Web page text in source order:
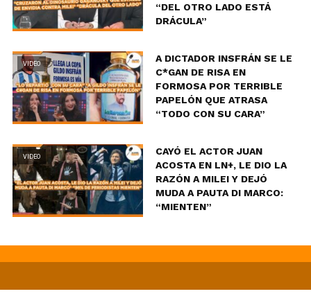
“DEL OTRO LADO ESTÁ
DRÁCULA”
VIDEO
A DICTADOR INSFRÁN SE LE
C*GAN DE RISA EN
FORMOSA POR TERRIBLE
PAPELÓN QUE ATRASA
“TODO CON SU CARA”
VIDEO
CAYÓ EL ACTOR JUAN
ACOSTA EN LN+, LE DIO LA
RAZÓN A MILEI Y DEJÓ
MUDA A PAUTA DI MARCO:
“MIENTEN”